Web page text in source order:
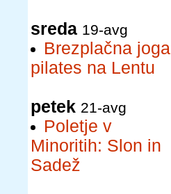
sreda 19-avg
Brezplačna joga
pilates na Lentu
petek 21-avg
Poletje v
Minoritih: Slon in
Sadež